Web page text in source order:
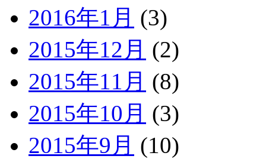
2016年1月 (3)
2015年12月 (2)
2015年11月 (8)
2015年10月 (3)
2015年9月 (10)